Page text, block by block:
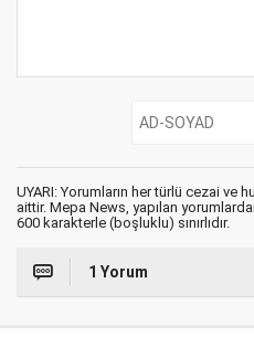
UYARI: Yorumların her türlü cezai ve
aittir. Mepa News, yapılan
600 karakterle (boşluklu) sınırlıdır.
1 Yorum